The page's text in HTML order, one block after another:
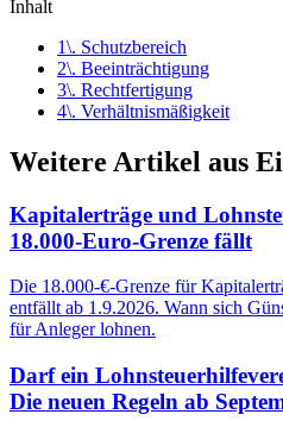
Inhalt
1\. Schutzbereich
2\. Beeinträchtigung
3\. Rechtfertigung
4\. Verhältnismäßigkeit
Weitere Artikel aus
Kapitalerträge und
18.000-Euro-Grenze fällt
Die 18.000-€-Grenze für
entfällt ab 1.9.2026. Wann sich
für Anleger lohnen.
Darf ein
Die neuen Regeln ab